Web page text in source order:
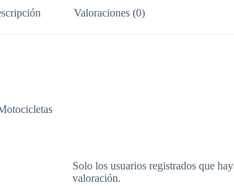
Valoraciones (0)
Solo los usuarios registrados que
valoración.